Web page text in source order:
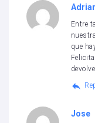
Entre
que
Jose